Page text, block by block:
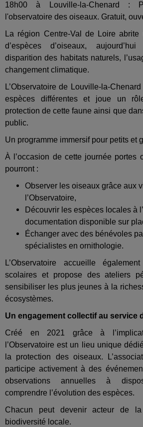
18h00 à Louville-la-Chenard :
l'observatoire des oiseaux. Gratuit,
La région Centre-Val de Loire abrite
d’espèces d’oiseaux,
disparition des habitats naturels,
changement climatique.
L’Observatoire de Louville-la-
espèces différentes et joue un
protection de cette faune ainsi que
public.
Un programme immersif pour petits et
À l’occasion de cette journée portes
pourront :
Observer les oiseaux grâce aux
l’Observatoire,
Découvrir les espèces locales à
documentation disponible sur
Échanger avec des bénévoles
spécialistes en ornithologie.
L’Observatoire accueille
scolaires et propose des ateliers
sensibiliser les plus jeunes à la
écosystèmes.
Un engagement collectif au service
Créé en 2021 grâce à
l’Observatoire est un lieu unique
la protection des oiseaux.
participe activement à des
observations annuelles à
comprendre l’évolution des espèces.
Chacun peut devenir acteur de
biodiversité locale.